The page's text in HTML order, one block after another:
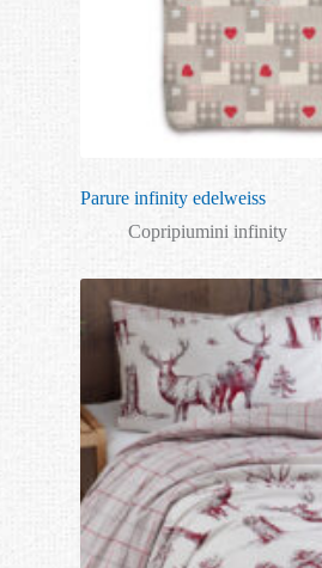
Parure infinity edelweiss
Copripiumini infinity